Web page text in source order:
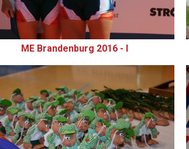
ME Brandenburg 2016 - I